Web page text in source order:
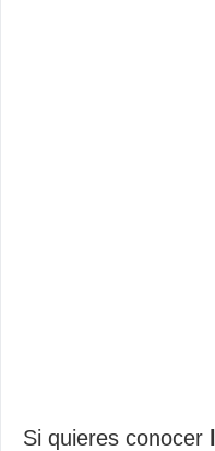
Si quieres conocer